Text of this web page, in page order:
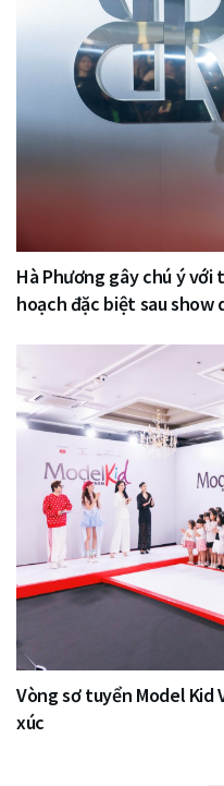
Hà Phương gây chú ý với
hoạch đặc biệt sau show
Vòng sơ tuyển Model Kid
xúc